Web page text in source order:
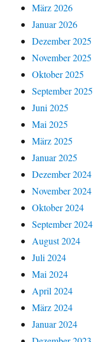
März 2026
Januar 2026
Dezember 2025
November 2025
Oktober 2025
September 2025
Juni 2025
Mai 2025
März 2025
Januar 2025
Dezember 2024
November 2024
Oktober 2024
September 2024
August 2024
Juli 2024
Mai 2024
April 2024
März 2024
Januar 2024